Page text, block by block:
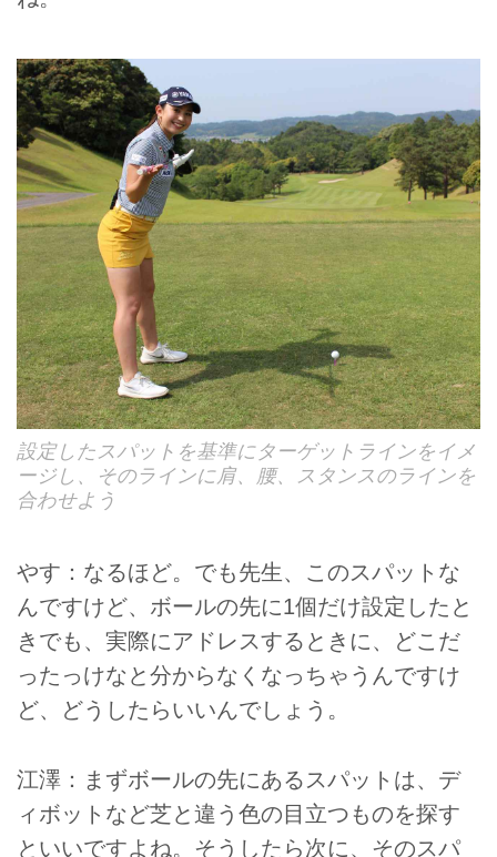
設定したスパットを基準にターゲットラインをイメ
ージし、そのラインに肩、腰、スタンスのラインを
合わせよう
やす：なるほど。でも先生、このスパットな
んですけど、ボールの先に1個だけ設定したと
きでも、実際にアドレスするときに、どこだ
ったっけなと分からなくなっちゃうんですけ
ど、どうしたらいいんでしょう。
江澤：まずボールの先にあるスパットは、デ
ィボットなど芝と違う色の目立つものを探す
といいですよね。そうしたら次に、そのスパ